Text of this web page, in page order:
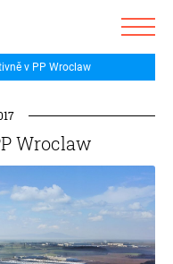
v PP Wroclaw
Wroclaw